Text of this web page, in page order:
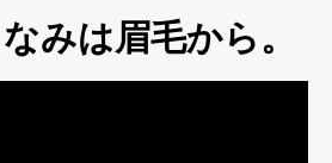
みは眉毛から。